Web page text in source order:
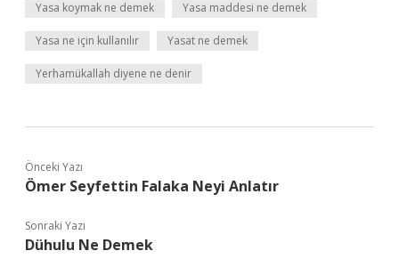
Yasa koymak ne demek Yasa maddesi ne demek
Yasa ne için kullanılır Yasat ne demek
Yerhamükallah diyene ne denir
Önceki Yazı
Ömer Seyfettin Falaka Neyi Anlatır
Sonraki Yazı
Dühulu Ne Demek